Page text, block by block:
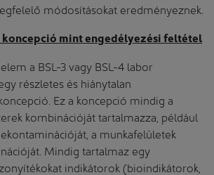
módosításokat eredményeznek.
koncepció mint engedélyezési feltétel
a BSL-3 vagy BSL-4 labor
részletes és hiánytalan
Ez a koncepció mindig a
kombinációját tartalmazza, például
a munkafelületek
Mindig tartalmaz egy
indikátorok (bioindikátorok,